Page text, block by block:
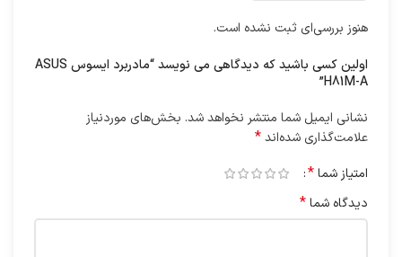
هنوز بررسی‌ای ثبت نشده است.
اولین کسی باشید که دیدگاهی می نویسد “مادربرد ایسوس ASUS
H81M-A”
نشانی ایمیل شما منتشر نخواهد شد. بخش‌های موردنیاز
علامت‌گذاری شده‌اند*
امتیاز شما*
دیدگاه شما*